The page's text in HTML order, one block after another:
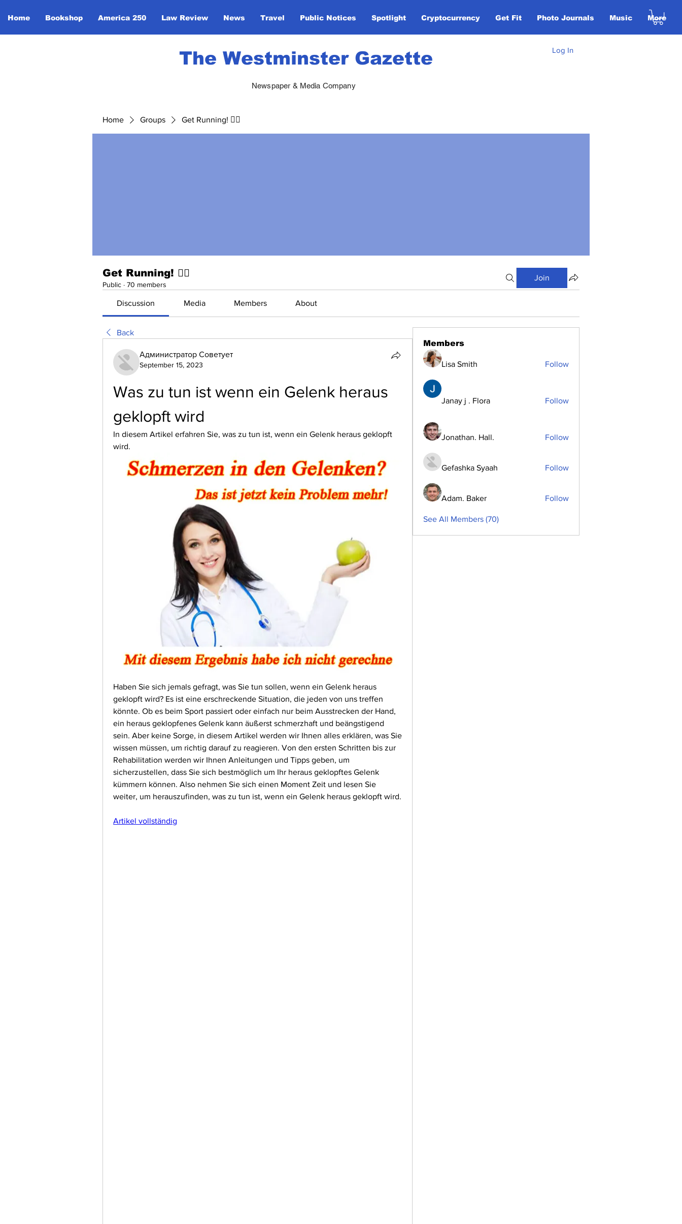
Home Bookshop America 250 Law Review News Travel Public Notices Spotlight Cryptocurrency Get Fit Photo Journals Music More
The Westminster Gazette Log In
Newspaper & Media Company
Home Groups Get Running! 🏃‍♀️
Get Running! 🏃‍♀️
Public · 70 members
Join
Discussion Media Members About
Back
Администратор Советует
September 15, 2023
Was zu tun ist wenn ein Gelenk heraus
geklopft wird
In diesem Artikel erfahren Sie, was zu tun ist, wenn ein Gelenk heraus geklopft
wird.
Haben Sie sich jemals gefragt, was Sie tun sollen, wenn ein Gelenk heraus
geklopft wird? Es ist eine erschreckende Situation, die jeden von uns treffen
könnte. Ob es beim Sport passiert oder einfach nur beim Ausstrecken der Hand,
ein heraus geklopfenes Gelenk kann äußerst schmerzhaft und beängstigend
sein. Aber keine Sorge, in diesem Artikel werden wir Ihnen alles erklären, was Sie
wissen müssen, um richtig darauf zu reagieren. Von den ersten Schritten bis zur
Rehabilitation werden wir Ihnen Anleitungen und Tipps geben, um
sicherzustellen, dass Sie sich bestmöglich um Ihr heraus geklopftes Gelenk
kümmern können. Also nehmen Sie sich einen Moment Zeit und lesen Sie
weiter, um herauszufinden, was zu tun ist, wenn ein Gelenk heraus geklopft wird.
Artikel vollständig
Members
Lisa Smith Follow
Janay j . Flora Follow
Jonathan. Hall. Follow
Gefashka Syaah Follow
Adam. Baker Follow
See All Members (70)